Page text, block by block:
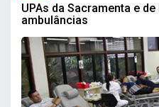
UPAs da Sacramenta e
ambulâncias